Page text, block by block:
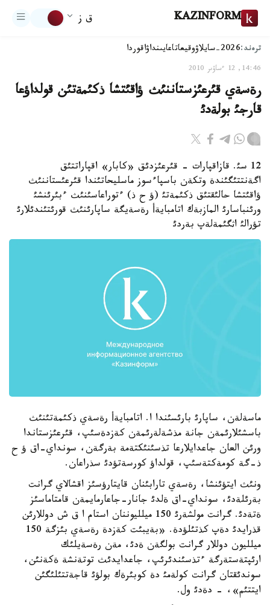
KAZINFORM ق ز
ترەند:2026-سايلاۋ وقيعاتاعايىنداۋاقوردا
14:46, 12 ءساۋىر 2010
رةسةي قئرعئزستاننئث ؤاقئتشا ذكئمةتئن قولداؤعا
قارجئ بولةدئ
12 سئ. قازاقپارات - قئرعئزدئق «كابار» اقپاراتتئق
اگةنتتئگئندة وتكةن باسپاءسوز ماسليحاتئندا قئرعئستاننئث
ؤاقئتشا حالئقتئق ذكئمةتئ (ؤ ح ذ) ءتوراعاسئنئث ءبئرئنشئ
ورئنباسارئ المازبةك اتامبايةأ رةسةيگة ساپارئنئث قورئتئندئلارئ
تؤرالئ اثگئمةلةپ بةردئ
ماسةلةن، ساپارئ بارئسئندا ا. اتامبايةأ رةسةي ذكئمةتئنئث
باسشئلارئمةن جانة مذشةلةرئمةن كةزدةسئپ، قئرعئزستاندا
ورئن العان جاعدايلارعا تذسئنئكتةمة بةرگةن، سونداي-اق ؤ ح
ذ-گة كومةكتةسئپ، قولداؤ كورسةتؤدئ سذراعان.
ونئث ايتؤئنشا، رةسةي تارابئنان قايتارؤسئز اقشالاي گرانت
بةرئلةدئ، سونداي-اق ةلدئ جانار-جاعارمايمةن قامتاماسئز
ةتةدئ. گرانت مولشةرئ 150 ميلليوننان استام ا ق ش دوللارئن
قذرايدئ دةپ كذتئلؤدة. «بةيبئت كةزدة رةسةي بئزگة 150
ميلليون دوللار گرانت بولگةن ةدئ، مةن رةسةيلئك
ارئپتةستةرگة ءتذسئندئرئپ، جاعدايدئث توتةنشة ةكةنئن،
سوندئقتان گرانت كولةمئ دة كوبئرةك بولؤئ قاجةتتئلئگئن
ايتتئم»، - دةدئ ول.